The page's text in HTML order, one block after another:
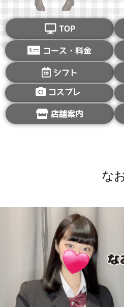
TOP
コース・料金
シフト
コスプレ
店舗案内
な